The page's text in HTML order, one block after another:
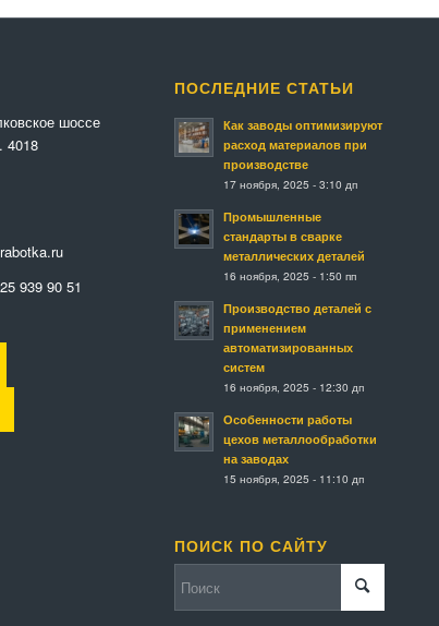
шоссе
4018
939 90 51
ПОСЛЕДНИЕ СТАТЬИ
Как заводы оптимизируют
расход материалов при
производстве
17 ноября, 2025 - 3:10 дп
Промышленные
стандарты в сварке
металлических деталей
16 ноября, 2025 - 1:50 пп
Производство деталей с
применением
автоматизированных
систем
16 ноября, 2025 - 12:30 дп
Особенности работы
цехов металлообработки
на заводах
15 ноября, 2025 - 11:10 дп
ПОИСК ПО САЙТУ